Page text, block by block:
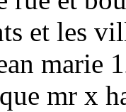
et les
marie
mr x